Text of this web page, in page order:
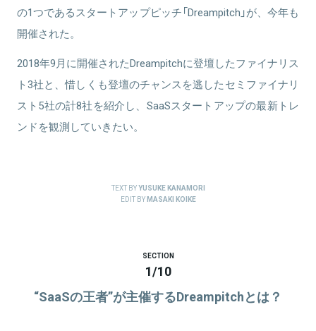
の1つであるスタートアップピッチ「Dreampitch」が、今年も
開催された。
2018年9月に開催されたDreampitchに登壇したファイナリス
ト3社と、惜しくも登壇のチャンスを逃したセミファイナリ
スト5社の計8社を紹介し、SaaSスタートアップの最新トレ
ンドを観測していきたい。
TEXT BYYUSUKE KANAMORI
EDIT BYMASAKI KOIKE
SECTION
1/10
“SaaSの王者”が主催するDreampitchとは？